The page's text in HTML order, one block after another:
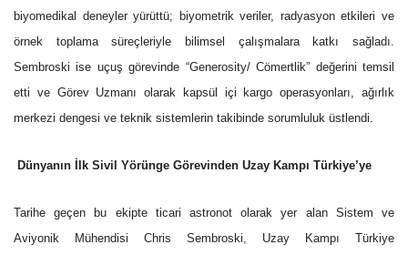
biyomedikal deneyler yürüttü; biyometrik veriler, radyasyon etkileri ve
örnek toplama süreçleriyle bilimsel çalışmalara katkı sağladı.
Sembroski ise uçuş görevinde “Generosity/ Cömertlik” değerini temsil
etti ve Görev Uzmanı olarak kapsül içi kargo operasyonları, ağırlık
merkezi dengesi ve teknik sistemlerin takibinde sorumluluk üstlendi.
Dünyanın İlk Sivil Yörünge Görevinden Uzay Kampı Türkiye’ye
Tarihe geçen bu ekipte ticari astronot olarak yer alan Sistem ve
Aviyonik Mühendisi Chris Sembroski, Uzay Kampı Türkiye